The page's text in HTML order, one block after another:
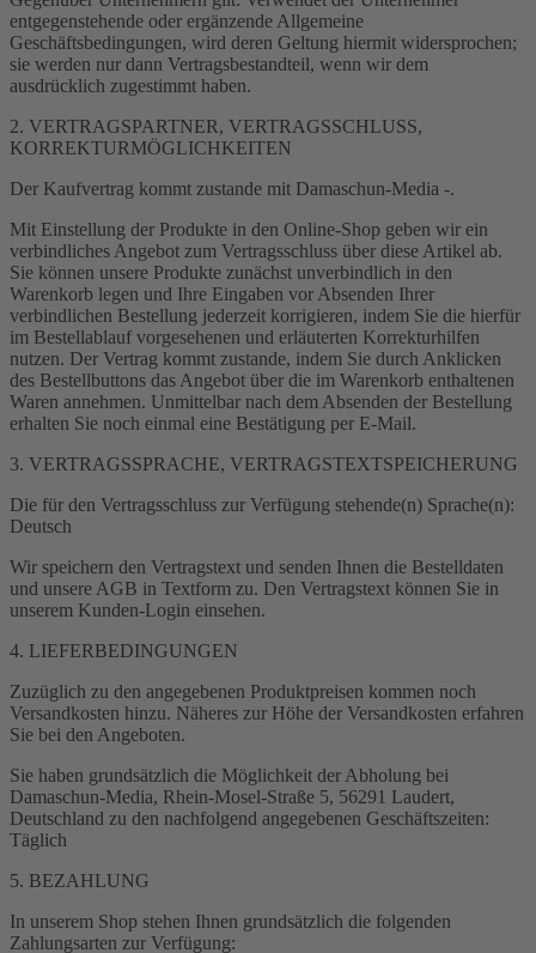
entgegenstehende oder ergänzende Allgemeine
Geschäftsbedingungen, wird deren Geltung hiermit widersprochen;
sie werden nur dann Vertragsbestandteil, wenn wir dem
ausdrücklich zugestimmt haben.
2. VERTRAGSPARTNER, VERTRAGSSCHLUSS,
KORREKTURMÖGLICHKEITEN
Der Kaufvertrag kommt zustande mit Damaschun-Media -.
Mit Einstellung der Produkte in den Online-Shop geben wir ein
verbindliches Angebot zum Vertragsschluss über diese Artikel ab.
Sie können unsere Produkte zunächst unverbindlich in den
Warenkorb legen und Ihre Eingaben vor Absenden Ihrer
verbindlichen Bestellung jederzeit korrigieren, indem Sie die hierfür
im Bestellablauf vorgesehenen und erläuterten Korrekturhilfen
nutzen. Der Vertrag kommt zustande, indem Sie durch Anklicken
des Bestellbuttons das Angebot über die im Warenkorb enthaltenen
Waren annehmen. Unmittelbar nach dem Absenden der Bestellung
erhalten Sie noch einmal eine Bestätigung per E-Mail.
3. VERTRAGSSPRACHE, VERTRAGSTEXTSPEICHERUNG
Die für den Vertragsschluss zur Verfügung stehende(n) Sprache(n):
Deutsch
Wir speichern den Vertragstext und senden Ihnen die Bestelldaten
und unsere AGB in Textform zu. Den Vertragstext können Sie in
unserem Kunden-Login einsehen.
4. LIEFERBEDINGUNGEN
Zuzüglich zu den angegebenen Produktpreisen kommen noch
Versandkosten hinzu. Näheres zur Höhe der Versandkosten erfahren
Sie bei den Angeboten.
Sie haben grundsätzlich die Möglichkeit der Abholung bei
Damaschun-Media, Rhein-Mosel-Straße 5, 56291 Laudert,
Deutschland zu den nachfolgend angegebenen Geschäftszeiten:
Täglich
5. BEZAHLUNG
In unserem Shop stehen Ihnen grundsätzlich die folgenden
Zahlungsarten zur Verfügung: